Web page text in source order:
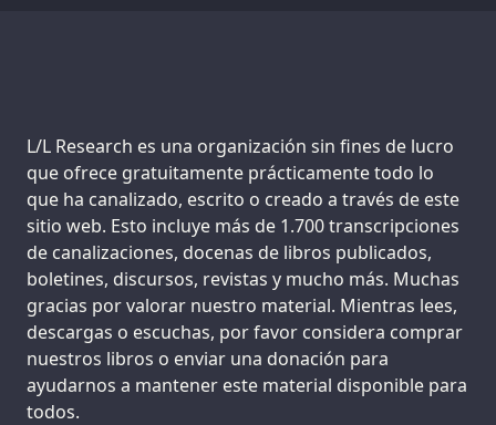
Support us:
L/L Research es una organización sin fines de lucro
que ofrece gratuitamente prácticamente todo lo
que ha canalizado, escrito o creado a través de este
sitio web. Esto incluye más de 1.700 transcripciones
de canalizaciones, docenas de libros publicados,
boletines, discursos, revistas y mucho más. Muchas
gracias por valorar nuestro material. Mientras lees,
descargas o escuchas, por favor considera comprar
nuestros libros o enviar una donación para
ayudarnos a mantener este material disponible para
todos.